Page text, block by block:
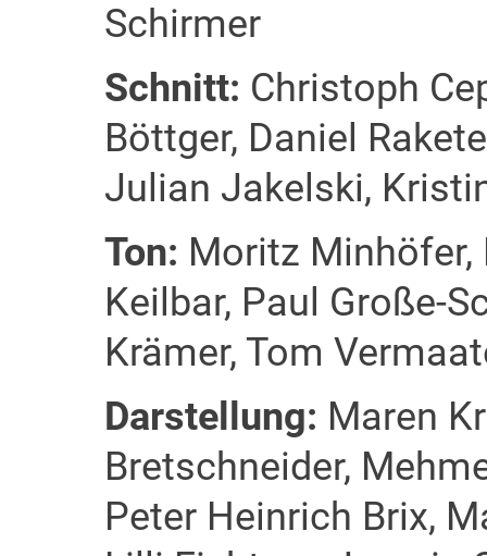
Schirmer
Schnitt: Christoph
Böttger, Daniel
Julian Jakelski,
Ton: Moritz Minhöfer,
Keilbar, Paul Große-
Krämer, Tom
Darstellung: Maren
Bretschneider,
Peter Heinrich Brix,